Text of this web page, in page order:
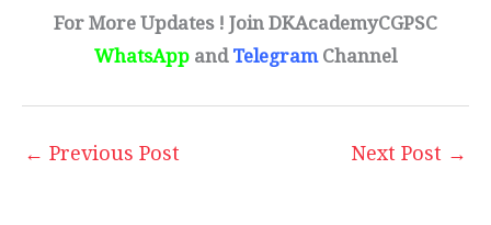
For More Updates ! Join DKAcademyCGPSC
WhatsAppandTelegramChannel
← Previous Post Next Post →